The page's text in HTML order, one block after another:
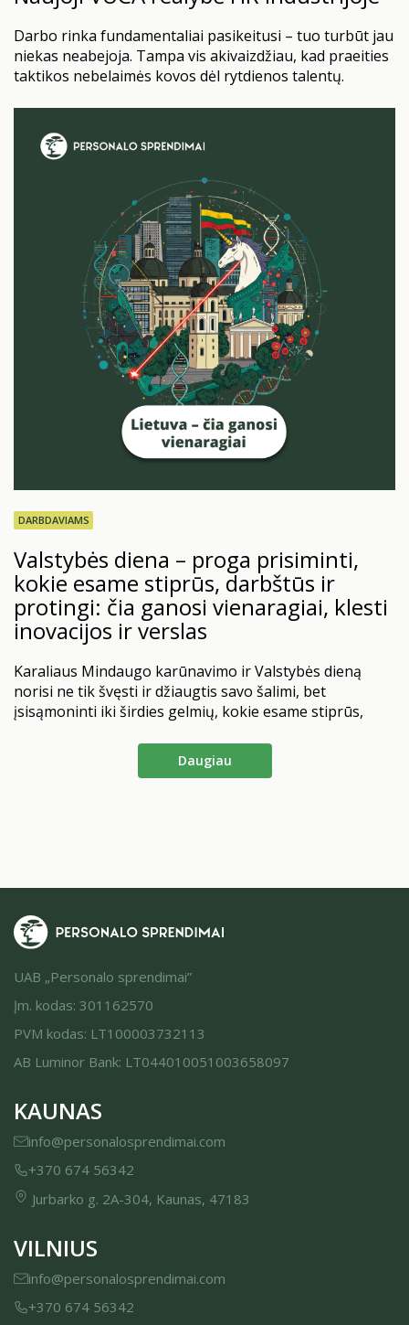
Darbo rinka fundamentaliai pasikeitusi – tuo turbūt jau
niekas neabejoja. Tampa vis akivaizdžiau, kad praeities
taktikos nebelaimės kovos dėl rytdienos talentų.
sukrėtimas, nuotolinio darbo perversmai,
automatizacijos ir dirbtinio intelekto sprogimai,
trūkinėjančios tiekimo grandinės, geopolitinės
įtampos, migracijos ir demografiniai pokyčiai, sveikatos
ir klimato krizės…
DARBDAVIAMS
Valstybės diena – proga prisiminti,
kokie esame stiprūs, darbštūs ir
protingi: čia ganosi vienaragiai, klesti
inovacijos ir verslas
Karaliaus Mindaugo karūnavimo ir Valstybės dieną
norisi ne tik švęsti ir džiaugtis savo šalimi, bet
įsisąmoninti iki širdies gelmių, kokie esame stiprūs,
kiek daug esame pasiekę. Keletas statistikos ir faktų tik
stiprina mūsų pasitikėjimą ir leidžia manyti, kad kažką
Daugiau
UAB „Personalo sprendimai”
Įm. kodas: 301162570
PVM kodas: LT100003732113
AB Luminor Bank: LT044010051003658097
KAUNAS
info@personalosprendimai.com
+370 674 56342
Jurbarko g. 2A-304, Kaunas, 47183
VILNIUS
info@personalosprendimai.com
+370 674 56342